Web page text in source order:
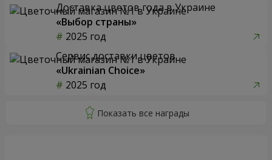
Доставка цветов года в Украине
«Выбор страны»
2025 год
Сервис доставки цветов
«Ukrainian Choice»
2025 год